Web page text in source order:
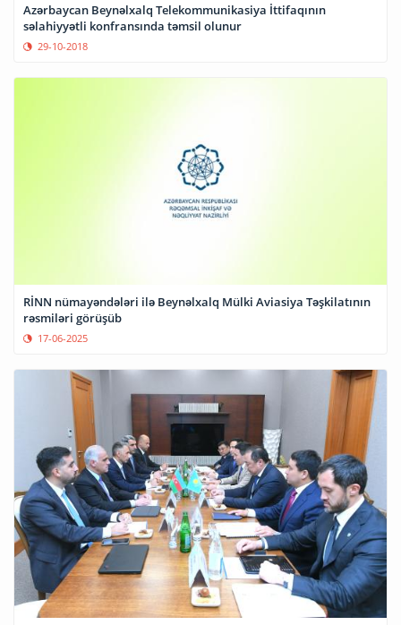
Azərbaycan Beynəlxalq Telekommunikasiya İttifaqının
səlahiyyətli konfransında təmsil olunur
29-10-2018
RİNN nümayəndələri ilə Beynəlxalq Mülki Aviasiya Təşkilatının
rəsmiləri görüşüb
17-06-2025